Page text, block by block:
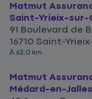
Matmut
Saint-Yrieix-sur-
91 Boulevard de
16710 Saint-
À 62,0 km
Matmut
Médard-en-Jalles